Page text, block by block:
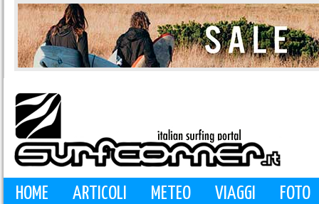
HOME ARTICOLI METEO VIAGGI FOTO